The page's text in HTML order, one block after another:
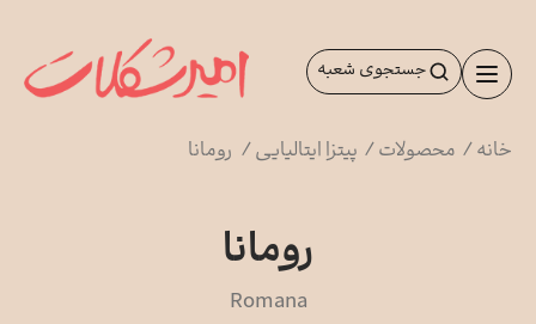
محتوا
جستجوی شعبه
خانه/ محصولات/ پیتزا ایتالیایی/ رومانا
رومانا
Romana